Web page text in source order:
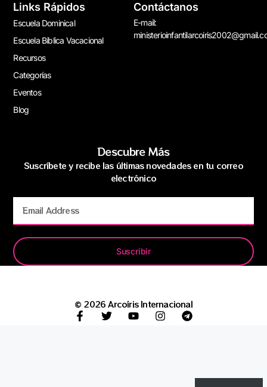
Links Rápidos
Escuela Dominical
Escuela Bíblica Vacacional
Recursos
Categorías
Eventos
Blog
Contáctanos
E-mail:
Descubre Más
Suscríbete y recibe las últimas novedades en tu correo
electrónico
Suscribir
© 2026 Arcoíris Internacional